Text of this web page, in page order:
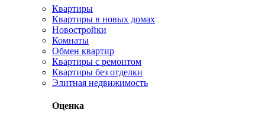
Квартиры
Квартиры в новых домах
Новостройки
Комнаты
Обмен квартир
Квартиры с ремонтом
Квартиры без отделки
Элитная недвижимость
Оценка